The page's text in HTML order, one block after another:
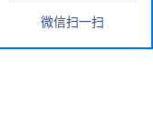
微信扫一扫